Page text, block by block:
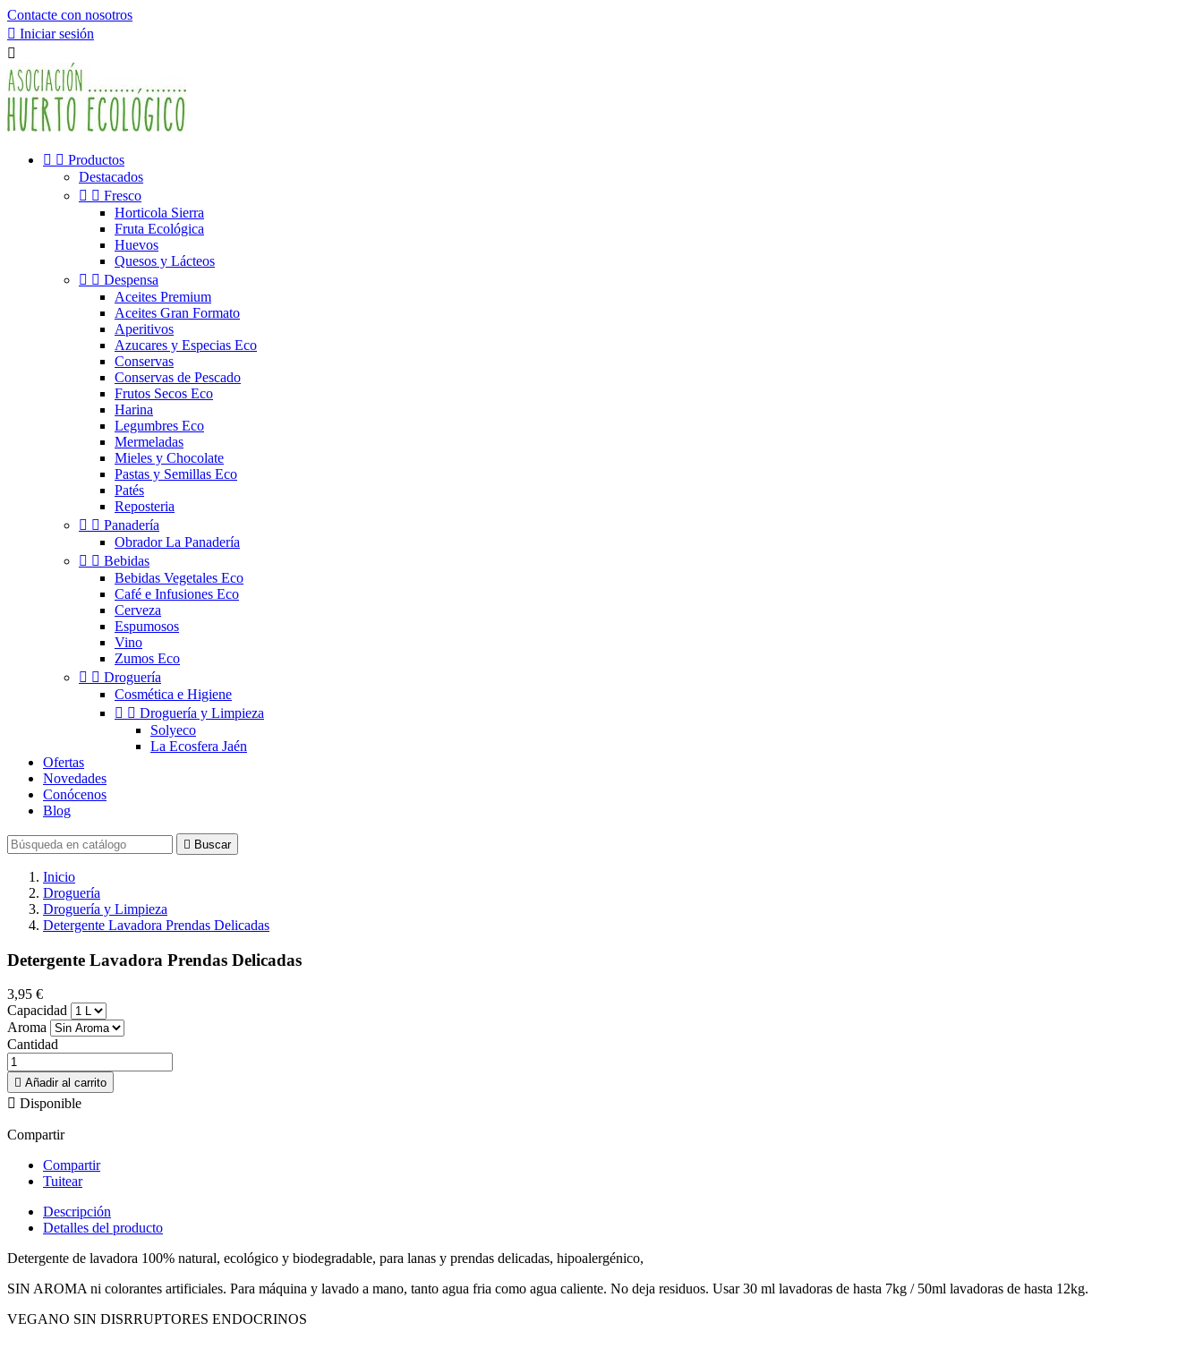
Contacte con nosotros
 Iniciar sesión

  Productos
Destacados
  Fresco
Horticola Sierra
Fruta Ecológica
Huevos
Quesos y Lácteos
  Despensa
Aceites Premium
Aceites Gran Formato
Aperitivos
Azucares y Especias Eco
Conservas
Conservas de Pescado
Frutos Secos Eco
Harina
Legumbres Eco
Mermeladas
Mieles y Chocolate
Pastas y Semillas Eco
Patés
Reposteria
  Panadería
Obrador La Panadería
  Bebidas
Bebidas Vegetales Eco
Café e Infusiones Eco
Cerveza
Espumosos
Vino
Zumos Eco
  Droguería
Cosmética e Higiene
  Droguería y Limpieza
Solyeco
La Ecosfera Jaén
Ofertas
Novedades
Conócenos
Blog
 Buscar
Inicio
Droguería
Droguería y Limpieza
Detergente Lavadora Prendas Delicadas
Detergente Lavadora Prendas Delicadas
3,95 €
Capacidad
Aroma
Cantidad
 Añadir al carrito
 Disponible
Compartir
Compartir
Tuitear
Descripción
Detalles del producto
Detergente de lavadora 100% natural, ecológico y biodegradable, para lanas y prendas delicadas, hipoalergénico,
SIN AROMA ni colorantes artificiales. Para máquina y lavado a mano, tanto agua fria como agua caliente. No deja residuos. Usar 30 ml lavadoras de hasta 7kg / 50ml lavadoras de hasta 12kg.
VEGANO SIN DISRRUPTORES ENDOCRINOS